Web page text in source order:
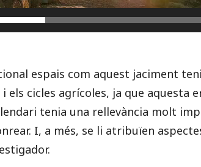
espais com aquest jaciment
i els cicles agrícoles, ja que aquesta
tenia una rellevància molt
I, a més, se li atribuïen